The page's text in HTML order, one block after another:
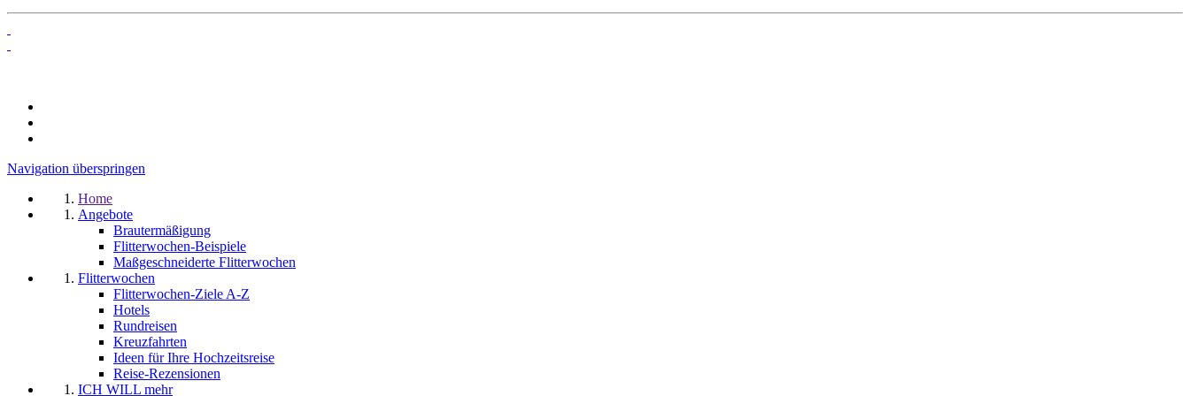
Navigation überspringen
Home
Angebote
Brautermäßigung
Flitterwochen-Beispiele
Maßgeschneiderte Flitterwochen
Flitterwochen
Flitterwochen-Ziele A-Z
Hotels
Rundreisen
Kreuzfahrten
Ideen für Ihre Hochzeitsreise
Reise-Rezensionen
ICH WILL mehr